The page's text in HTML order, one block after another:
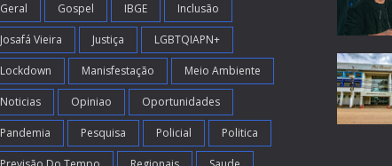
Geral Gospel IBGE Inclusão
Josafá Vieira Justiça LGBTQIAPN+
Lockdown Manisfestação Meio Ambiente
Noticias Opiniao Oportunidades
Pandemia Pesquisa Policial Politica